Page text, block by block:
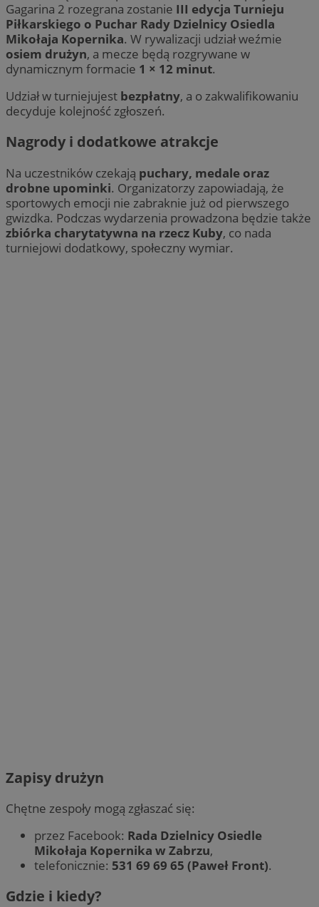
Gagarina 2 rozegrana zostanie III edycja Turnieju
Piłkarskiego o Puchar Rady Dzielnicy Osiedla
Mikołaja Kopernika. W rywalizacji udział weźmie
osiem drużyn, a mecze będą rozgrywane w
dynamicznym formacie 1 × 12 minut.
Udział w turniejujest bezpłatny, a o zakwalifikowaniu
decyduje kolejność zgłoszeń.
Nagrody i dodatkowe atrakcje
Na uczestników czekają puchary, medale oraz
drobne upominki. Organizatorzy zapowiadają, że
sportowych emocji nie zabraknie już od pierwszego
gwizdka. Podczas wydarzenia prowadzona będzie także
zbiórka charytatywna na rzecz Kuby, co nada
turniejowi dodatkowy, społeczny wymiar.
Zapisy drużyn
Chętne zespoły mogą zgłaszać się:
przez Facebook: Rada Dzielnicy Osiedle
Mikołaja Kopernika w Zabrzu,
telefonicznie: 531 69 69 65 (Paweł Front).
Gdzie i kiedy?